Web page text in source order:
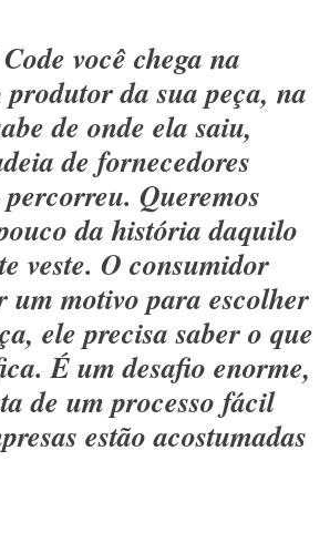
você chega na
da sua peça, na
de onde ela saiu,
de fornecedores
Queremos
da história daquilo
veste. O consumidor
um motivo para escolher
ele precisa saber o que
É um desafio enorme,
de um processo fácil
estão acostumadas